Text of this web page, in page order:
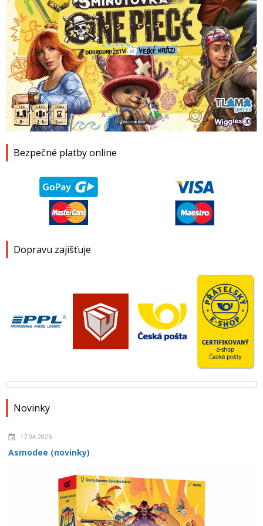
Bezpečné platby online
Dopravu zajišťuje
Novinky
17.04.2026
Asmodee (novinky)